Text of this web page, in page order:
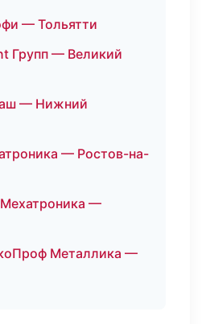
— Тольятти
Групп — Великий
— Нижний
— Ростов-на-
—
Металлика —